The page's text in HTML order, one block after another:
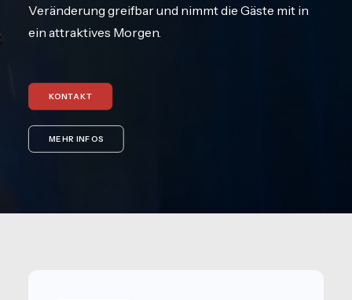
Veränderung greifbar und nimmt die Gäste mit in
ein attraktives Morgen.
KONTAKT
MEHR INFOS